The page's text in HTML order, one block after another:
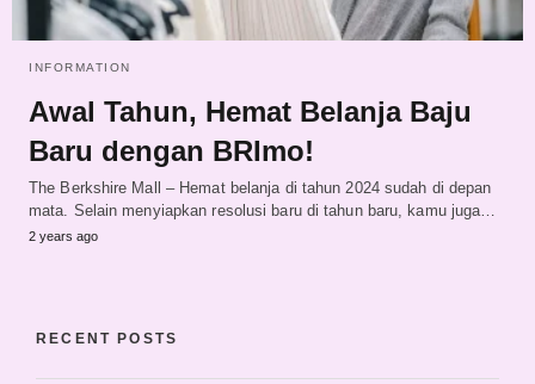
INFORMATION
Awal Tahun, Hemat Belanja Baju
Baru dengan BRImo!
The Berkshire Mall – Hemat belanja di tahun 2024 sudah di depan
mata. Selain menyiapkan resolusi baru di tahun baru, kamu juga…
2 years ago
RECENT POSTS